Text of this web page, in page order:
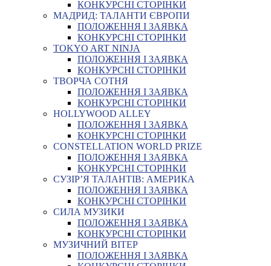
КОНКУРСНІ СТОРІНКИ
МАДРИД: ТАЛАНТИ ЄВРОПИ
ПОЛОЖЕННЯ І ЗАЯВКА
КОНКУРСНІ СТОРІНКИ
TOKYO ART NINJA
ПОЛОЖЕННЯ І ЗАЯВКА
КОНКУРСНІ СТОРІНКИ
ТВОРЧА СОТНЯ
ПОЛОЖЕННЯ І ЗАЯВКА
КОНКУРСНІ СТОРІНКИ
HOLLYWOOD ALLEY
ПОЛОЖЕННЯ І ЗАЯВКА
КОНКУРСНІ СТОРІНКИ
CONSTELLATION WORLD PRIZE
ПОЛОЖЕННЯ І ЗАЯВКА
КОНКУРСНІ СТОРІНКИ
СУЗІР’Я ТАЛАНТІВ: АМЕРИКА
ПОЛОЖЕННЯ І ЗАЯВКА
КОНКУРСНІ СТОРІНКИ
СИЛА МУЗИКИ
ПОЛОЖЕННЯ І ЗАЯВКА
КОНКУРСНІ СТОРІНКИ
МУЗИЧНИЙ ВІТЕР
ПОЛОЖЕННЯ І ЗАЯВКА